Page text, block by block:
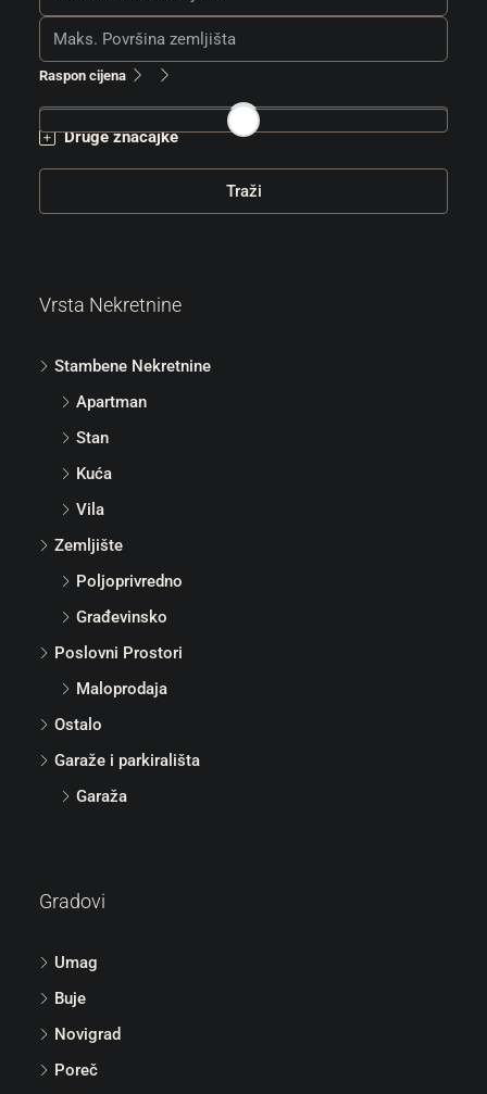
Raspon cijena
Druge značajke
Traži
Vrsta Nekretnine
Stambene Nekretnine
Apartman
Stan
Kuća
Vila
Zemljište
Poljoprivredno
Građevinsko
Poslovni Prostori
Maloprodaja
Ostalo
Garaže i parkirališta
Garaža
Gradovi
Umag
Buje
Novigrad
Poreč